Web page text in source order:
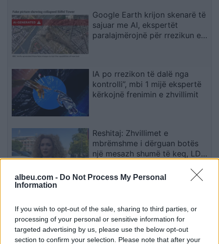
albeu.com - Do Not Process My Personal
Information
If you wish to opt-out of the sale, sharing to third parties, or
processing of your personal or sensitive information for
targeted advertising by us, please use the below opt-out
section to confirm your selection. Please note that after your
Google Earth krijon skenarë të
sajuar me AI, ekspertët
paralajmërojnë për rrezikun e
IA po rrezikon të dalë nga
kontrolli”, mbi 1 mijë ekspertë
kërkojnë frenimin e zhvillimit
Reshitaj: Zhvillimet e
mbrëmshme i dërguan botës
një mesazh shumë të keq, LDK-
bashkëpunonte me LVV-në